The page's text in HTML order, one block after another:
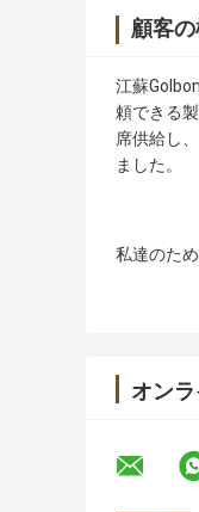
顧客
江蘇
頼できる
席供給し
ました。
私達のた
オン